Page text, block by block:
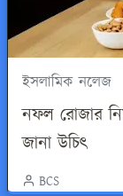
ইসলামিক নলেজ
নফল রোজার
জানা উচিৎ
BCS